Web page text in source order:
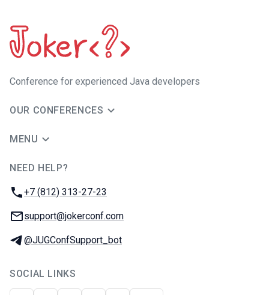
Сonference for experienced Java developers
OUR CONFERENCES
MENU
NEED HELP?
Phone:
+7 (812) 313-27-23
Email:
support@jokerconf.com
Telegram:
@JUGConfSupport_bot
SOCIAL LINKS